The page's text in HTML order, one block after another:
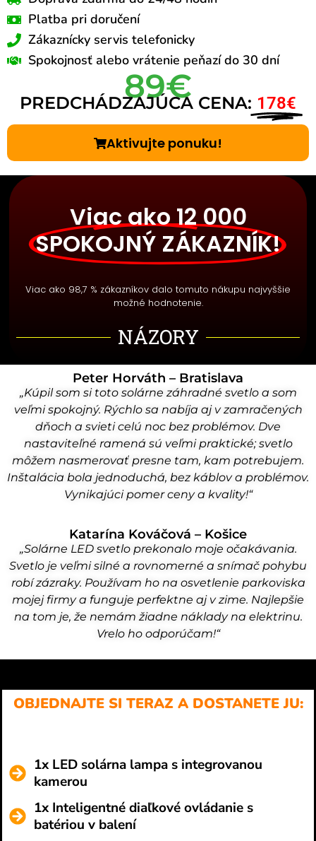
Platba pri doručení
Zákaznícky servis telefonicky
Spokojnosť alebo vrátenie peňazí do 30 dní
89€
PREDCHÁDZAJÚCA CENA: 178€
Aktivujte ponuku!
Viac ako 12 000
SPOKOJNÝ ZÁKAZNÍK!
Viac ako 98,7 % zákazníkov dalo tomuto nákupu najvyššie
možné hodnotenie.
NÁZORY
Peter Horváth – Bratislava
„Kúpil som si toto solárne záhradné svetlo a som
veľmi spokojný. Rýchlo sa nabíja aj v zamračených
dňoch a svieti celú noc bez problémov. Dve
nastaviteľné ramená sú veľmi praktické; svetlo
môžem nasmerovať presne tam, kam potrebujem.
Inštalácia bola jednoduchá, bez káblov a problémov.
Vynikajúci pomer ceny a kvality!“
Katarína Kováčová – Košice
„Solárne LED svetlo prekonalo moje očakávania.
Svetlo je veľmi silné a rovnomerné a snímač pohybu
robí zázraky. Používam ho na osvetlenie parkoviska
mojej firmy a funguje perfektne aj v zime. Najlepšie
na tom je, že nemám žiadne náklady na elektrinu.
Vrelo ho odporúčam!“
OBJEDNAJTE SI TERAZ A DOSTANETE JU:
1x LED solárna lampa s integrovanou
kamerou
1x Inteligentné diaľkové ovládanie s
batériou v balení